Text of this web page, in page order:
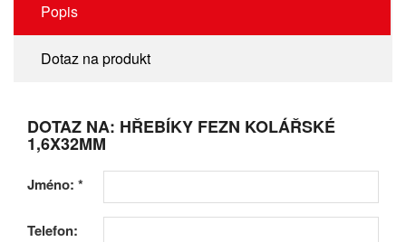
Popis
Dotaz na produkt
DOTAZ NA: HŘEBÍKY FEZN KOLÁŘSKÉ
1,6X32MM
Jméno: *
Telefon: